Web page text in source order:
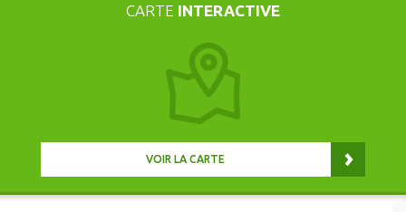
CARTE INTERACTIVE
VOIR LA CARTE